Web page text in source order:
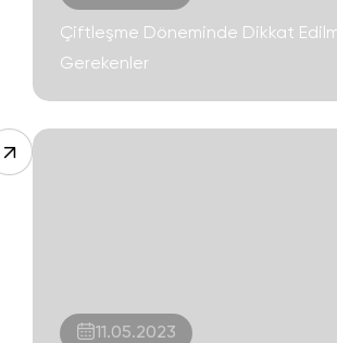
Çiftleşme Döneminde Dikkat
Gerekenler
11.05.2023